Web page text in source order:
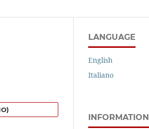
LANGUAGE
English
Italiano
INFORMATION